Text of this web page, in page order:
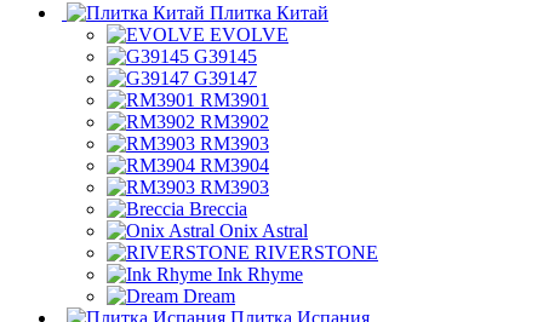
Плитка Китай
EVOLVE
G39145
G39147
RM3901
RM3902
RM3903
RM3904
RM3903
Breccia
Onix Astral
RIVERSTONE
Ink Rhyme
Dream
Плитка Испания